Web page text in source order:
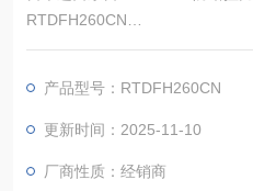
RTDFH260CN
无线可防止您忘记收紧。
产品型号：RTDFH260CN
更新时间：2025-11-10
厂商性质：经销商